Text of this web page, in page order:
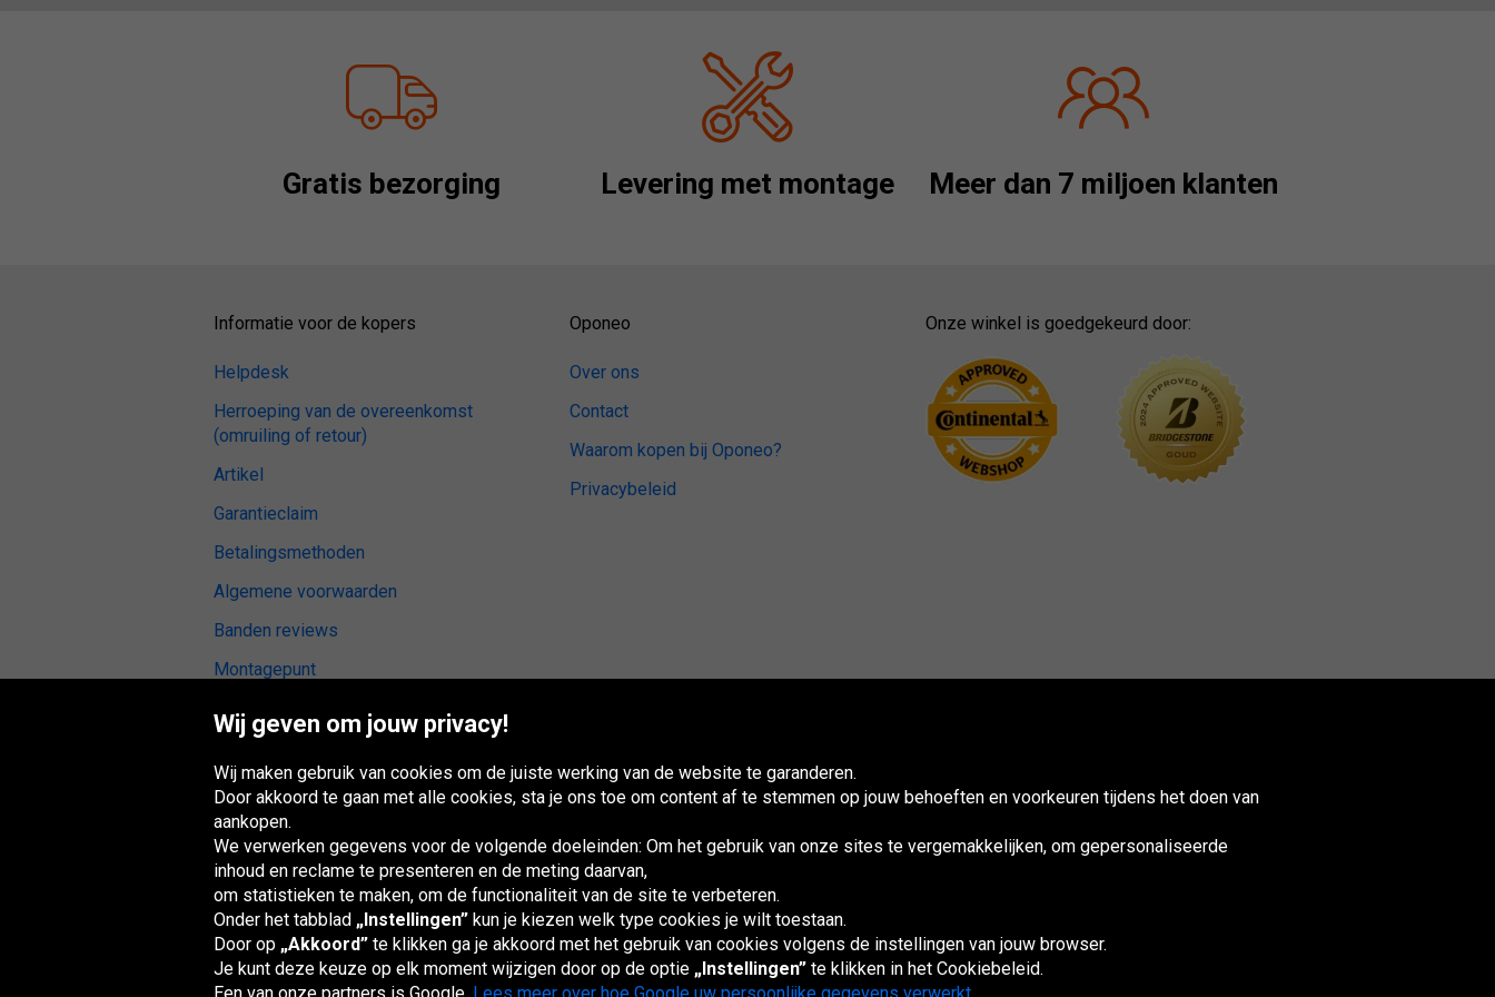
Gratis bezorging Levering met montage Meer dan 7 miljoen klanten
Informatie voor de kopers
Helpdesk
Herroeping van de overeenkomst
(omruiling of retour)
Artikel
Garantieclaim
Betalingsmethoden
Algemene voorwaarden
Banden reviews
Montagepunt
Digitale toegankelijkheid
Oponeo
Over ons
Contact
Waarom kopen bij Oponeo?
Privacybeleid
Onze winkel is goedgekeurd door:
Oponeo-groep
Belgique
Česká
republika
Deutschland Éire España France Italia Magyarország Österreich
republika
Kingdom
Wij geven om jouw privacy!
Wij maken gebruik van cookies om de juiste werking van de website te garanderen.
Door akkoord te gaan met alle cookies, sta je ons toe om content af te stemmen op jouw behoeften en voorkeuren tijdens het doen van
aankopen.
We verwerken gegevens voor de volgende doeleinden: Om het gebruik van onze sites te vergemakkelijken, om gepersonaliseerde
inhoud en reclame te presenteren en de meting daarvan,
om statistieken te maken, om de functionaliteit van de site te verbeteren.
Onder het tabblad „Instellingen” kun je kiezen welk type cookies je wilt toestaan.
Door op „Akkoord” te klikken ga je akkoord met het gebruik van cookies volgens de instellingen van jouw browser.
Je kunt deze keuze op elk moment wijzigen door op de optie „Instellingen” te klikken in het Cookiebeleid.